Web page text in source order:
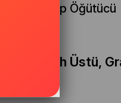
Çöp Öğütücü
Tezgah Üstü,